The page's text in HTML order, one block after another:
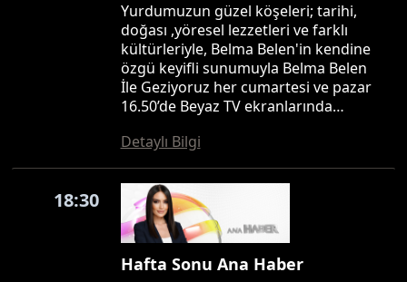
Yurdumuzun güzel köşeleri; tarihi,
doğası ,yöresel lezzetleri ve farklı
kültürleriyle, Belma Belen'in kendine
özgü keyifli sunumuyla Belma Belen
İle Geziyoruz her cumartesi ve pazar
16.50’de Beyaz TV ekranlarında…
Detaylı Bilgi
18:30
Hafta Sonu Ana Haber